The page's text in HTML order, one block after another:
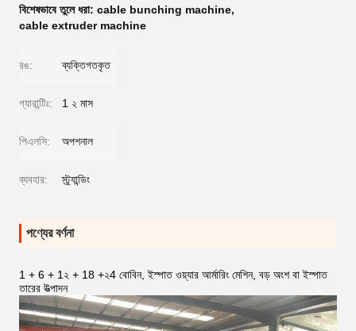
বিশেষভাবে তুলে ধরা: cable bunching machine,
cable extruder machine
রঙ: ব্যক্তিগতকৃত
গ্যারান্টিঃ: 1 ২ মাস
পিএলসি: অপশনাল
ব্যবহার: স্ট্র্যান্ডিং
পণ্যের বর্ণনা
1 + 6 + 1২ + 18 +২4 বোবিন, ইস্পাত ওয়্যার আর্মারিং মেশিন, বড় অংশ বা ইস্পাত
তারের উত্পাদন